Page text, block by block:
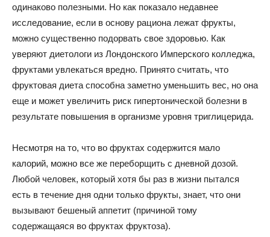
похудения
одинаково полезными. Но как показало недавнее
исследование, если в основу рациона лежат фрукты,
можно существенно подорвать свое здоровью. Как
уверяют диетологи из Лондонского Имперского колледжа,
фруктами увлекаться вредно. Принято считать, что
фруктовая диета способна заметно уменьшить вес, но она
еще и может увеличить риск гипертонической болезни в
результате повышения в организме уровня триглицерида.
Несмотря на то, что во фруктах содержится мало
калорий, можно все же переборщить с дневной дозой.
Любой человек, который хотя бы раз в жизни пытался
есть в течение дня одни только фрукты, знает, что они
вызывают бешеный аппетит (причиной тому
содержащаяся во фруктах фруктоза).